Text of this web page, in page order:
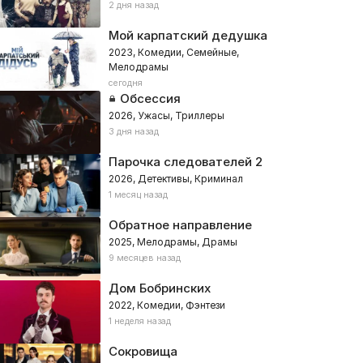
2 дня назад
Мой карпатский дедушка
2023, Комедии, Семейные,
Мелодрамы
сегодня
Обсессия
2026, Ужасы, Триллеры
3 дня назад
Парочка следователей 2
2026, Детективы, Криминал
1 месяц назад
Обратное направление
2025, Мелодрамы, Драмы
9 месяцев назад
Дом Бобринских
2022, Комедии, Фэнтези
1 неделя назад
Сокровища